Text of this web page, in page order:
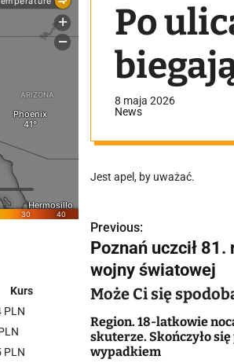
Po
8 maja 2026
News
Jest apel, by uważać.
N
a
w
i
g
Previous:
Poznań uczcił
wojny światowej
Może Ci się
Region. 18-latkowie
skuterze. Skończyło
wypadkiem
Kurs
PLN
PLN